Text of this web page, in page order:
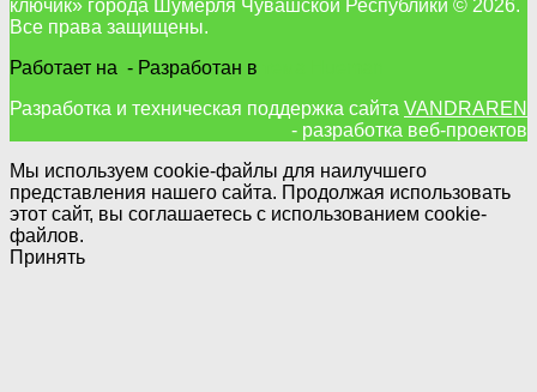
ключик» города Шумерля Чувашской Республики © 2026.
Все права защищены.
Работает на - Разработан в
Разработка и техническая поддержка сайта VANDRAREN
- разработка веб-проектов
Мы используем cookie-файлы для наилучшего
представления нашего сайта. Продолжая использовать
этот сайт, вы соглашаетесь с использованием cookie-
файлов.
Принять